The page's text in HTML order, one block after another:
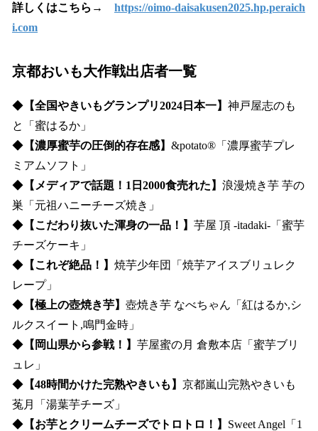
詳しくはこちら→ https://oimo-daisakusen2025.hp.peraich
i.com
京都おいも大作戦出店者一覧
◆ 【全国やきいもグランプリ2024日本一】 神戸屋志のも
と「蜜はるか」
◆ 【濃厚蜜芋の圧倒的存在感】 &potato®「濃厚蜜芋プレ
ミアムソフト」
◆ 【メディアで話題！1日2000食売れた】 浪漫焼き芋 芋の
巣「元祖ハニーチーズ焼き」
◆ 【こだわり抜いた渾身の一品！】 芋屋 頂 -itadaki-「蜜芋
チーズケーキ」
◆ 【これぞ絶品！】 焼芋少年団「焼芋アイスブリュレク
レープ」
◆ 【極上の壺焼き芋】 壺焼き芋 なべちゃん「紅はるか,シ
ルクスイート,鳴門金時」
◆ 【岡山県から参戦！】 芋屋蜜の月 倉敷本店「蜜芋ブリ
ュレ」
◆ 【48時間かけた完熟やきいも】 京都嵐山完熟やきいも
菟月「湯葉芋チーズ」
◆ 【お芋とクリームチーズでトロトロ！】 Sweet Angel「1